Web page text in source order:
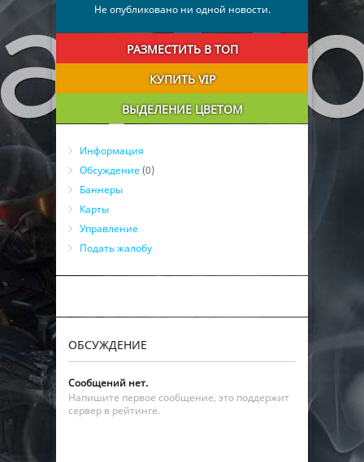
Не опубликовано ни одной новости.
РАЗМЕСТИТЬ В ТОП
КУПИТЬ VIP
ВЫДЕЛЕНИЕ ЦВЕТОМ
Информация
Обсуждение (0)
Баннеры
Карты
Управление
Подать жалобу
ОБСУЖДЕНИЕ
Сообщений нет.
Напишите первое сообщение, это поддержит
сервер в рейтинге.